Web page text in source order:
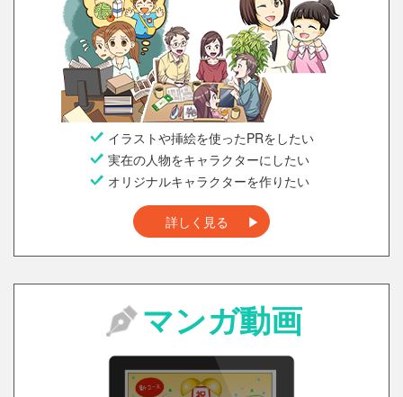
イラストや挿絵を使ったPRをしたい
実在の人物をキャラクターにしたい
オリジナルキャラクターを作りたい
詳しく見る
マンガ動画